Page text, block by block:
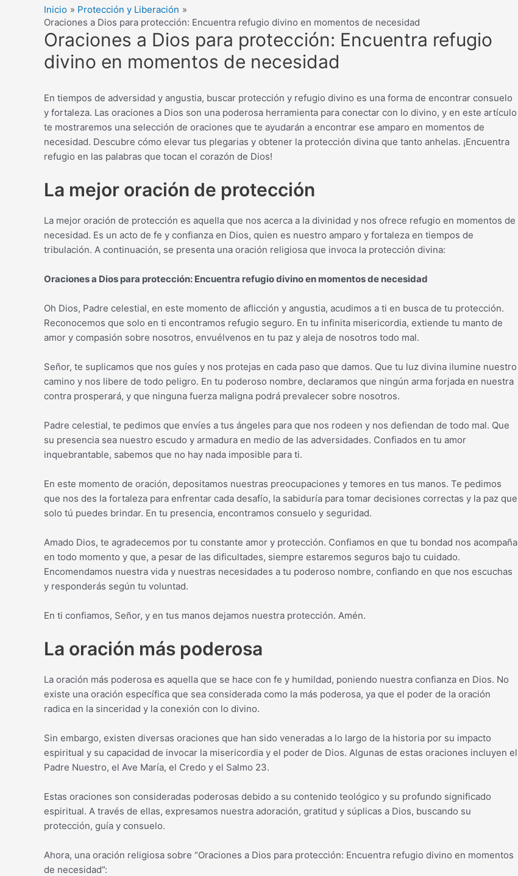
Inicio
Protección y Liberación
Oraciones a Dios para protección: Encuentra refugio divino en momentos de necesidad
Oraciones a Dios para protección: Encuentra refugio
divino en momentos de necesidad
En tiempos de adversidad y angustia, buscar protección y refugio divino es una forma de encontrar consuelo
y fortaleza. Las oraciones a Dios son una poderosa herramienta para conectar con lo divino, y en este artículo
te mostraremos una selección de oraciones que te ayudarán a encontrar ese amparo en momentos de
necesidad. Descubre cómo elevar tus plegarias y obtener la protección divina que tanto anhelas. ¡Encuentra
refugio en las palabras que tocan el corazón de Dios!
La mejor oración de protección
La mejor oración de protección es aquella que nos acerca a la divinidad y nos ofrece refugio en momentos de
necesidad. Es un acto de fe y confianza en Dios, quien es nuestro amparo y fortaleza en tiempos de
tribulación. A continuación, se presenta una oración religiosa que invoca la protección divina:
Oraciones a Dios para protección: Encuentra refugio divino en momentos de necesidad
Oh Dios, Padre celestial, en este momento de aflicción y angustia, acudimos a ti en busca de tu protección.
Reconocemos que solo en ti encontramos refugio seguro. En tu infinita misericordia, extiende tu manto de
amor y compasión sobre nosotros, envuélvenos en tu paz y aleja de nosotros todo mal.
Señor, te suplicamos que nos guíes y nos protejas en cada paso que damos. Que tu luz divina ilumine nuestro
camino y nos libere de todo peligro. En tu poderoso nombre, declaramos que ningún arma forjada en nuestra
contra prosperará, y que ninguna fuerza maligna podrá prevalecer sobre nosotros.
Padre celestial, te pedimos que envíes a tus ángeles para que nos rodeen y nos defiendan de todo mal. Que
su presencia sea nuestro escudo y armadura en medio de las adversidades. Confiados en tu amor
inquebrantable, sabemos que no hay nada imposible para ti.
En este momento de oración, depositamos nuestras preocupaciones y temores en tus manos. Te pedimos
que nos des la fortaleza para enfrentar cada desafío, la sabiduría para tomar decisiones correctas y la paz que
solo tú puedes brindar. En tu presencia, encontramos consuelo y seguridad.
Amado Dios, te agradecemos por tu constante amor y protección. Confiamos en que tu bondad nos acompaña
en todo momento y que, a pesar de las dificultades, siempre estaremos seguros bajo tu cuidado.
Encomendamos nuestra vida y nuestras necesidades a tu poderoso nombre, confiando en que nos escuchas
y responderás según tu voluntad.
En ti confiamos, Señor, y en tus manos dejamos nuestra protección. Amén.
La oración más poderosa
La oración más poderosa es aquella que se hace con fe y humildad, poniendo nuestra confianza en Dios. No
existe una oración específica que sea considerada como la más poderosa, ya que el poder de la oración
radica en la sinceridad y la conexión con lo divino.
Sin embargo, existen diversas oraciones que han sido veneradas a lo largo de la historia por su impacto
espiritual y su capacidad de invocar la misericordia y el poder de Dios. Algunas de estas oraciones incluyen el
Padre Nuestro, el Ave María, el Credo y el Salmo 23.
Estas oraciones son consideradas poderosas debido a su contenido teológico y su profundo significado
espiritual. A través de ellas, expresamos nuestra adoración, gratitud y súplicas a Dios, buscando su
protección, guía y consuelo.
Ahora, una oración religiosa sobre “Oraciones a Dios para protección: Encuentra refugio divino en momentos
de necesidad”: